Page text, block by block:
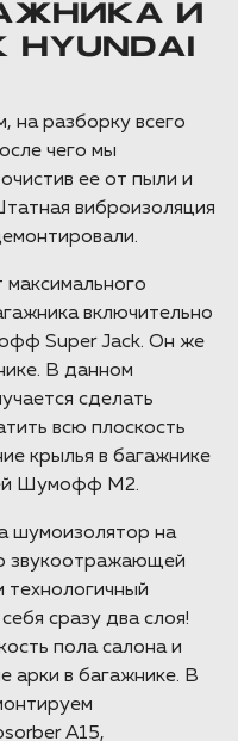
И
на разборку всего
чего мы
ее от пыли и
виброизоляция
максимального
включительно
Super Jack. Он же
В данном
сделать
всю плоскость
крылья в багажнике
Шумофф М2.
шумоизолятор на
звукоотражающей
технологичный
сразу два слоя!
пола салона и
арки в багажнике. В
А15,